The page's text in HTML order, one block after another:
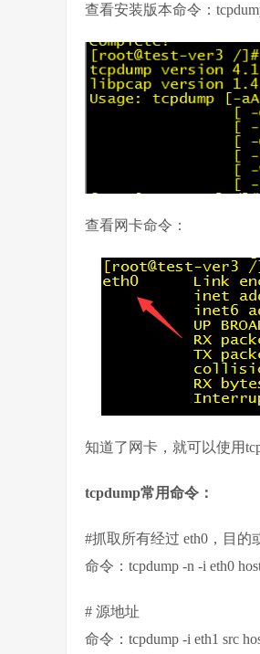
查看安装版本命令：
查看网卡命令：
知道了网卡，就可以使用
tcpdump常用命令：
#抓取所有经过 eth0，目的
命令：tcpdump -n -i eth0
# 源地址
命令：tcpdump -i eth1 src